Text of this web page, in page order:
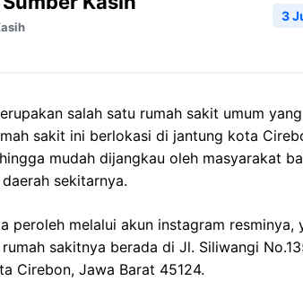
3
salah satu rumah sakit umum
sakit ini berlokasi di jantung kota
mudah dijangkau oleh masyarakat
sekitarnya.
peroleh melalui akun instagram resminya,
sakitnya berada di Jl. Siliwangi
Cirebon, Jawa Barat 45124.